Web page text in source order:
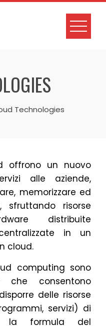
Technologies
offrono un nuovo
alle aziende,
memorizzare ed
sfruttando risorse
distribuite
in un
cloud.
computing sono
consentono
delle risorse
servizi) di
la formula del